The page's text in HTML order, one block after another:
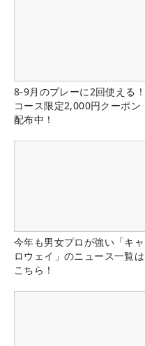
8-9月のプレーに2回使える！
コース限定2,000円クーポン
配布中！
今年も男女プロが強い「キャ
ロウェイ」のニュース一覧は
こちら！